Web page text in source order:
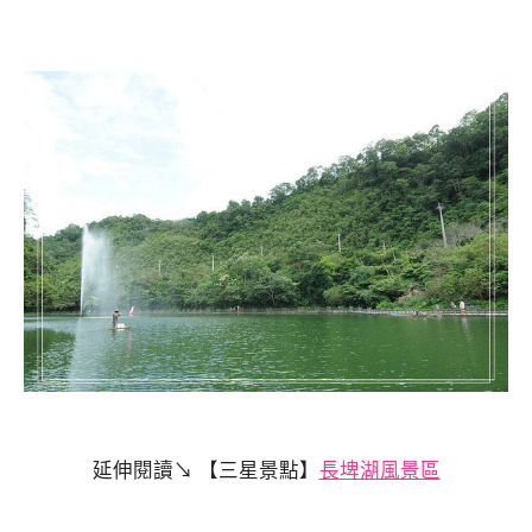
延伸閱讀↘ 【三星景點】 長埤湖風景區